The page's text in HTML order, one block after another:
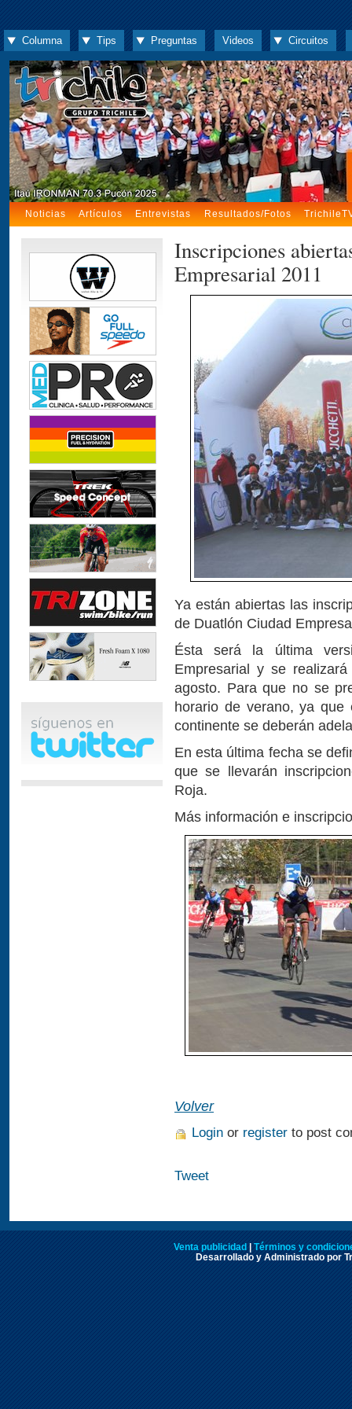
Columna Tips Preguntas Videos Circuitos
Noticias Artículos Entrevistas Resultados/Fotos
Inscripciones
Empresarial 2011
Ya están abiertas las
de Duatlón Ciudad
Ésta será la última
Empresarial y se
agosto. Para que no se
horario de verano, ya
continente se deberán
En esta última fecha se
que se llevarán
Roja.
Más información e
Volver
Login or register to post
Tweet
Venta publicidad
Términos y
Desarrollado y Administrado por